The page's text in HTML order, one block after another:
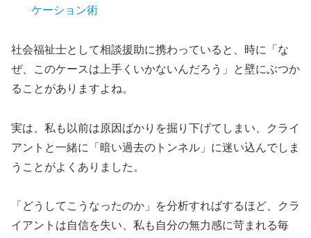
ケーション術
社会福祉士として相談援助に携わっていると、時に「な
ぜ、このケースは上手くいかないんだろう」と壁にぶつか
ることがありますよね。
実は、私も以前は原因ばかりを掘り下げてしまい、クライ
アントと一緒に「暗い過去のトンネル」に迷い込んでしま
うことがよくありました。
「どうしてこうなったのか」を分析すればするほど、クラ
イアントは自信を失い、私も自分の無力感に苛まれる毎